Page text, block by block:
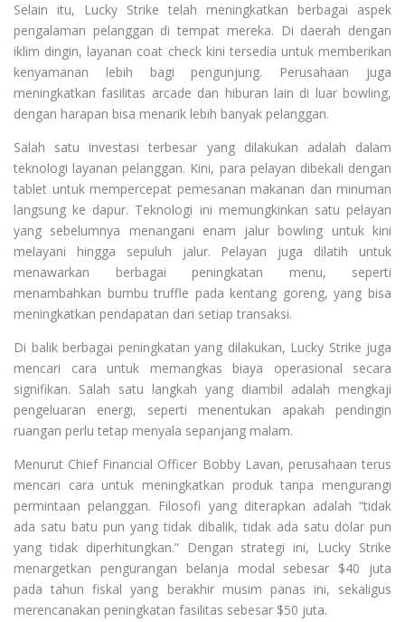
Selain itu, Lucky Strike telah meningkatkan berbagai aspek
pengalaman pelanggan di tempat mereka. Di daerah dengan
iklim dingin, layanan coat check kini tersedia untuk memberikan
kenyamanan lebih bagi pengunjung. Perusahaan juga
meningkatkan fasilitas arcade dan hiburan lain di luar bowling,
dengan harapan bisa menarik lebih banyak pelanggan.
Salah satu investasi terbesar yang dilakukan adalah dalam
teknologi layanan pelanggan. Kini, para pelayan dibekali dengan
tablet untuk mempercepat pemesanan makanan dan minuman
langsung ke dapur. Teknologi ini memungkinkan satu pelayan
yang sebelumnya menangani enam jalur bowling untuk kini
melayani hingga sepuluh jalur. Pelayan juga dilatih untuk
menawarkan berbagai peningkatan menu, seperti
menambahkan bumbu truffle pada kentang goreng, yang bisa
meningkatkan pendapatan dari setiap transaksi.
Di balik berbagai peningkatan yang dilakukan, Lucky Strike juga
mencari cara untuk memangkas biaya operasional secara
signifikan. Salah satu langkah yang diambil adalah mengkaji
pengeluaran energi, seperti menentukan apakah pendingin
ruangan perlu tetap menyala sepanjang malam.
Menurut Chief Financial Officer Bobby Lavan, perusahaan terus
mencari cara untuk meningkatkan produk tanpa mengurangi
permintaan pelanggan. Filosofi yang diterapkan adalah “tidak
ada satu batu pun yang tidak dibalik, tidak ada satu dolar pun
yang tidak diperhitungkan.” Dengan strategi ini, Lucky Strike
menargetkan pengurangan belanja modal sebesar $40 juta
pada tahun fiskal yang berakhir musim panas ini, sekaligus
merencanakan peningkatan fasilitas sebesar $50 juta.